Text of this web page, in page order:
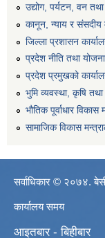
उद्योग, पर्यटन, वन
कानून, न्याय र संसदीय
जिल्ला प्रशासन
प्रदेश नीति तथा
प्रदेश प्रमुखको
भुमि व्यवस्था, कृषि
भौतिक पूर्वाधार
सामाजिक विकास
सर्वाधिकार © २०७४.
कार्यालय समय
आइतबार - बिहीबार